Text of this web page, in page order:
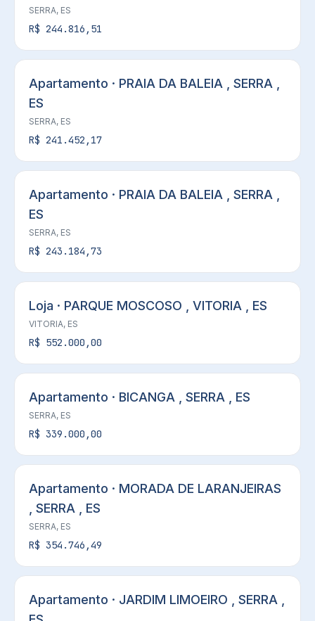
SERRA, ES
R$ 244.816,51
Apartamento · PRAIA DA BALEIA , SERRA ,
ES
SERRA, ES
R$ 241.452,17
Apartamento · PRAIA DA BALEIA , SERRA ,
ES
SERRA, ES
R$ 243.184,73
Loja · PARQUE MOSCOSO , VITORIA , ES
VITORIA, ES
R$ 552.000,00
Apartamento · BICANGA , SERRA , ES
SERRA, ES
R$ 339.000,00
Apartamento · MORADA DE LARANJEIRAS
, SERRA , ES
SERRA, ES
R$ 354.746,49
Apartamento · JARDIM LIMOEIRO , SERRA ,